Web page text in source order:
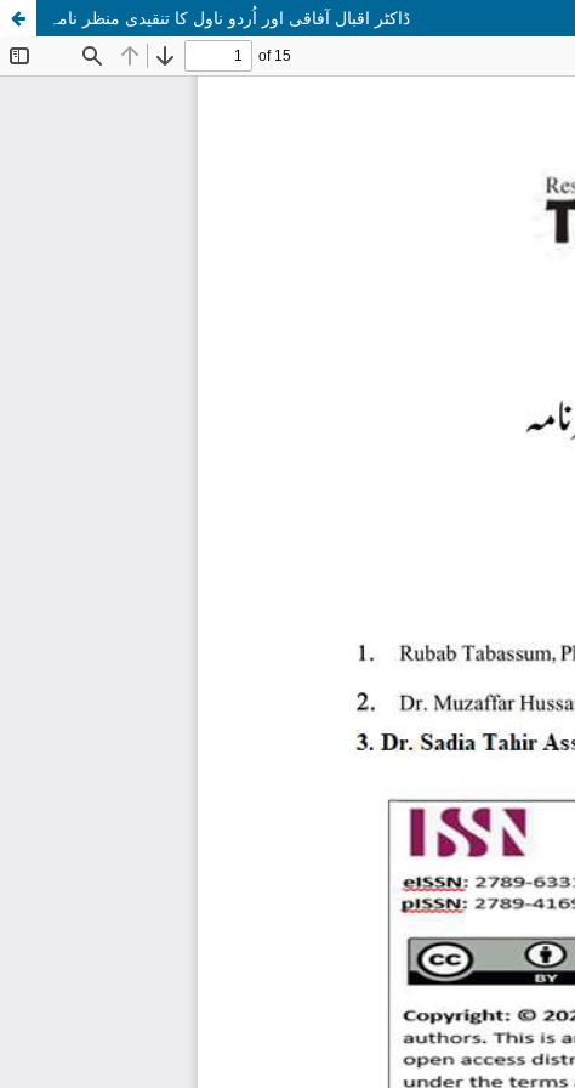
ڈاکٹر اقبال آفاقی اور اُردو ناول کا تنقیدی منظر نامہ